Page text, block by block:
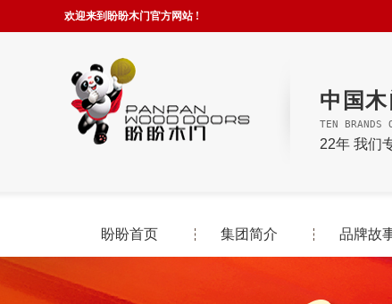
欢迎来到盼盼木门官方网站 !
中国
TEN BRANDS
22年 我们
盼盼首页 集团简介 品牌故